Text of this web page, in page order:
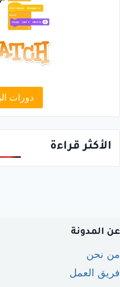
دورات
الأكثر قراءة
عن المدونة
من نحن
فريق العمل